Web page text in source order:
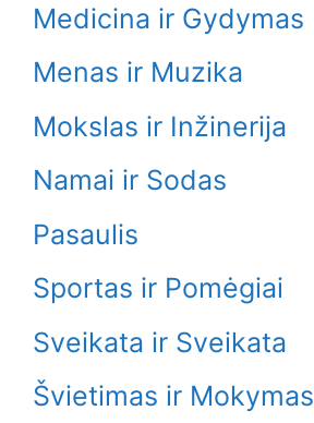
Medicina ir Gydymas
Menas ir Muzika
Mokslas ir Inžinerija
Namai ir Sodas
Pasaulis
Sportas ir Pomėgiai
Sveikata ir Sveikata
Švietimas ir Mokymas